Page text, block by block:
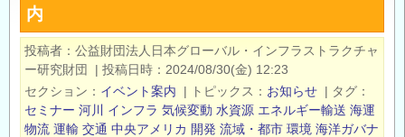
内
投稿者
公益財団法人日本グローバル・インフラストラクチャ
ー研究財団
| 投稿日時
2024/08/30(金) 12:23
セクション
イベント案内 | トピックス お知らせ | タグ
セミナー 河川 インフラ 気候変動 水資源 エネルギー輸送 海運
物流 運輸 交通 中央アメリカ 開発 流域・都市 環境 海洋ガバナ